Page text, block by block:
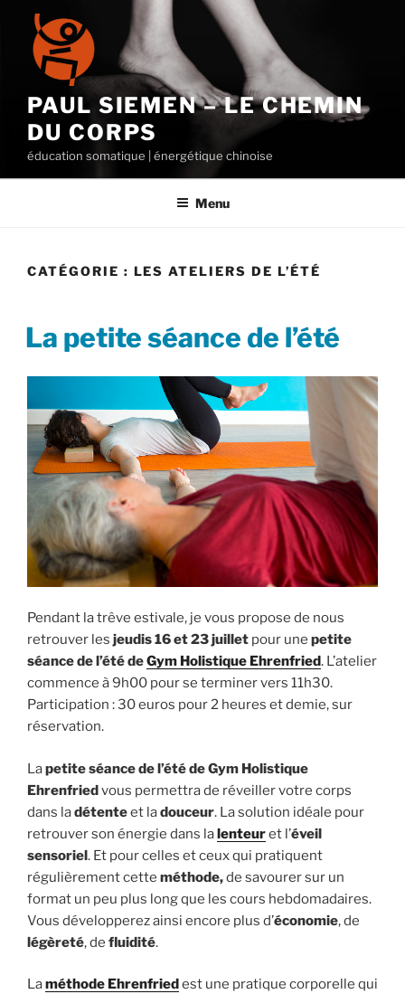
contenu
principal
PAUL SIEMEN – LE CHEMIN
DU CORPS
éducation somatique | énergétique chinoise
Menu
CATÉGORIE : LES ATELIERS DE L’ÉTÉ
La petite séance de l’été
Pendant la trêve estivale, je vous propose de nous
retrouver les jeudis 16 et 23 juillet pour une petite
séance de l’été deGym Holistique Ehrenfried. L’atelier
commence à 9h00 pour se terminer vers 11h30.
Participation : 30 euros pour 2 heures et demie, sur
réservation.
Lapetite séance de l’été de Gym Holistique
Ehrenfriedvous permettra de réveiller votre corps
dans ladétenteet ladouceur. La solution idéale pour
retrouver son énergie dans lalenteuret l’éveil
sensoriel. Et pour celles et ceux qui pratiquent
régulièrement cette méthode,de savourer sur un
format un peu plus long que les cours hebdomadaires.
Vous développerez ainsi encore plus d’économie, de
légèreté, de fluidité.
Laméthode Ehrenfriedest une pratique corporelle qui